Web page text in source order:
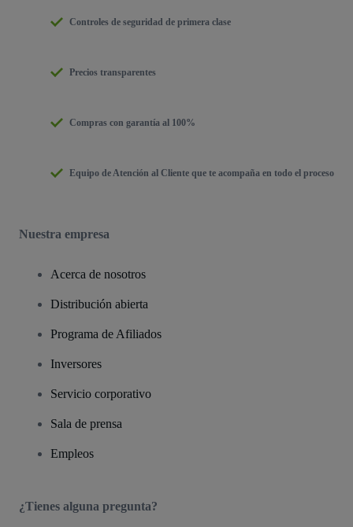
Controles de seguridad de primera clase
Precios transparentes
Compras con garantía al 100%
Equipo de Atención al Cliente que te acompaña en todo el proceso
Nuestra empresa
Acerca de nosotros
Distribución abierta
Programa de Afiliados
Inversores
Servicio corporativo
Sala de prensa
Empleos
¿Tienes alguna pregunta?